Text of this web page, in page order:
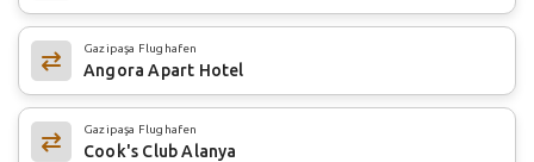
Gazipaşa Flughafen
Angora Apart Hotel
Gazipaşa Flughafen
Cook's Club Alanya